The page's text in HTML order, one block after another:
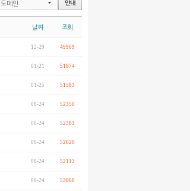
도메인
날짜 조회
12-29 49909
01-21 51874
01-25 51583
06-24 52350
06-24 52383
06-24 52620
06-24 52113
06-24 53060